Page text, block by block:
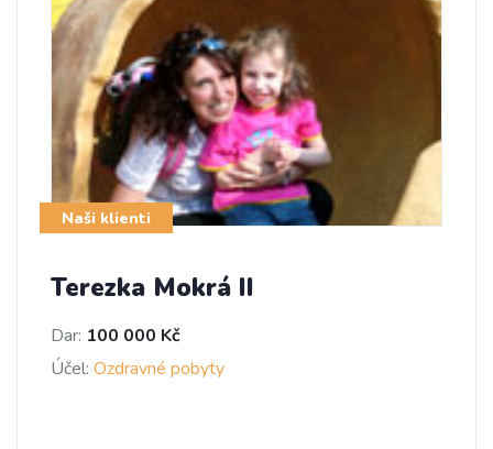
Naši klienti
Terezka Mokrá II
Dar: 100 000 Kč
Účel: Ozdravné pobyty